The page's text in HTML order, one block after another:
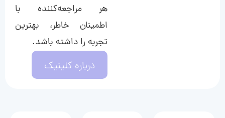
هر مراجعه‌کننده با
اطمینان خاطر، بهترین
تجربه را داشته باشد.
درباره کلینیک